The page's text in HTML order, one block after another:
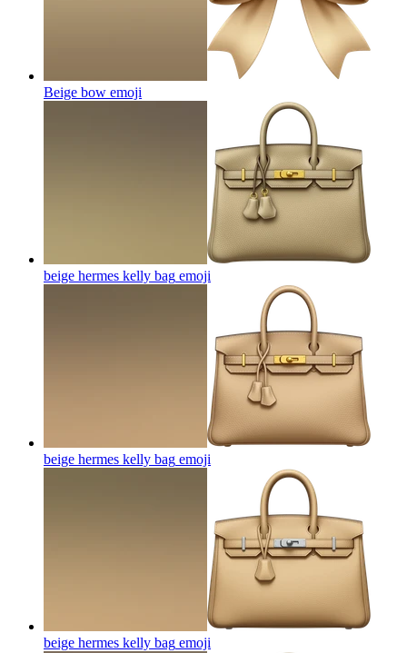
Beige bow emoji
beige hermes kelly bag emoji
beige hermes kelly bag emoji
beige hermes kelly bag emoji